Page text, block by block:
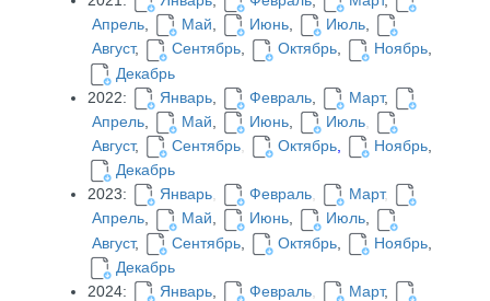
Апрель, Май, Июнь, Июль,
Август, Сентябрь, Октябрь, Ноябрь,
Декабрь
2022:
Январь Февраль Март,
Апрель
Май Июнь Июль
Август, Сентябрь Октябрь Ноябрь
Декабрь
2023:
Январь, Февраль, Март,
Апрель, Май, Июнь, Июль,
Август, Сентябрь Октябрь Ноябрь
Декабрь
2024:
Январь Февраль Март,